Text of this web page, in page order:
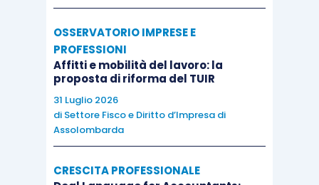
OSSERVATORIO IMPRESE E
PROFESSIONI
Affitti e mobilità del lavoro: la
proposta di riforma del TUIR
31 Luglio 2026
di Settore Fisco e Diritto d’Impresa di
Assolombarda
CRESCITA PROFESSIONALE